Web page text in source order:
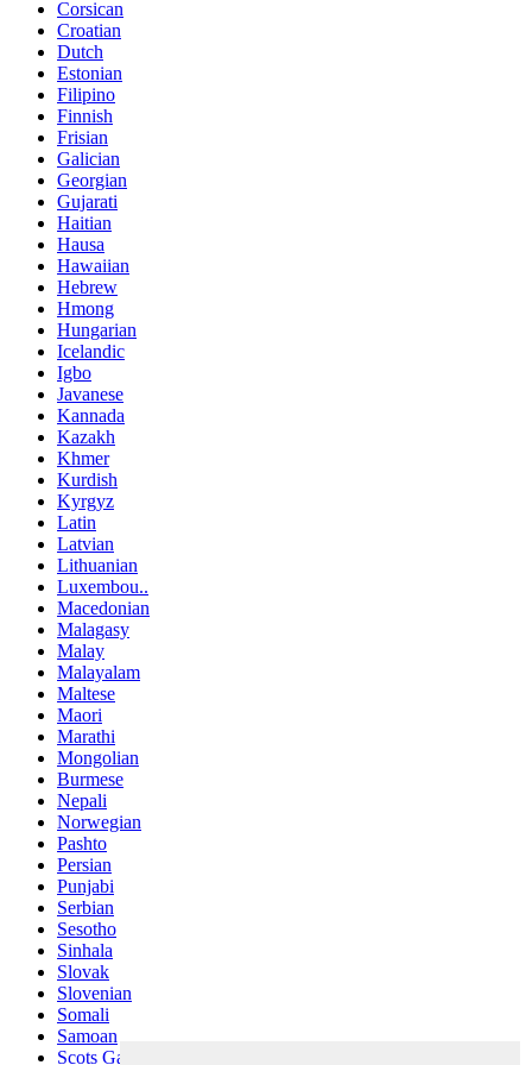
Corsican
Croatian
Dutch
Estonian
Filipino
Finnish
Frisian
Galician
Georgian
Gujarati
Haitian
Hausa
Hawaiian
Hebrew
Hmong
Hungarian
Icelandic
Igbo
Javanese
Kannada
Kazakh
Khmer
Kurdish
Kyrgyz
Latin
Latvian
Lithuanian
Luxembou..
Macedonian
Malagasy
Malay
Malayalam
Maltese
Maori
Marathi
Mongolian
Burmese
Nepali
Norwegian
Pashto
Persian
Punjabi
Serbian
Sesotho
Sinhala
Slovak
Slovenian
Somali
Samoan
Scots Gaelic